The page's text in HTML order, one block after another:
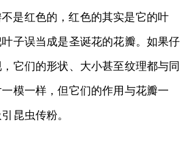
是红色的，红色的其实是它的叶
子误当成是圣诞花的花瓣。如果仔
它们的形状、大小甚至纹理都与同
模一样，但它们的作用与花瓣一
昆虫传粉。